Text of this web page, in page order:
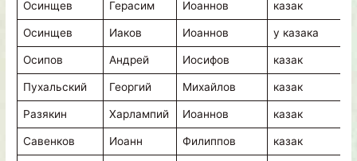
Осинщев Герасим Иоаннов казак
Осинщев Иаков Иоаннов у казака
Осипов Андрей Иосифов казак
Пухальский Георгий Михайлов казак
Разякин Харлампий Иоаннов казак
Савенков Иоанн Филиппов казак